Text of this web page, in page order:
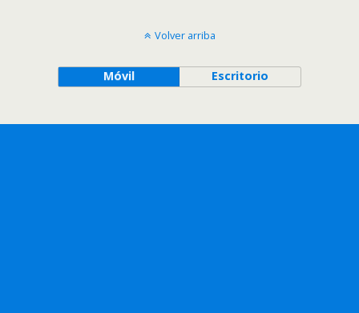
Volver arriba
Móvil Escritorio